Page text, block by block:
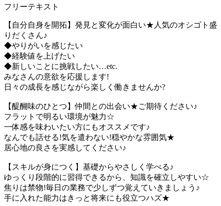
フリーテキスト
【自分自身を開拓】発見と変化が面白い★人気のオシゴト盛
りだくさん♪
◆やりがいを感じたい
◆経験値を上げたい
◆新しいことに挑戦したい…etc.
みなさんの意欲を応援します!
日々の成長を感じながら楽しく働きませんか?
【醍醐味のひとつ】仲間との出会い★ご期待ください♪
フラットで明るい環境が魅力☆
一体感を味わいたい方にもオススメです♪
なんでも話せる!気を遣わない!穏やかな雰囲気★
居心地の良さを実感してください♪
【スキルが身につく】基礎からやさしく学べる♪
ゆっくり段階的に習得できるから、知識を確立しやすい☆
焦りは禁物!毎日の業務で少しずつ覚えていきましょう♪
手に入れた能力はきっと将来にも役立つハズ★